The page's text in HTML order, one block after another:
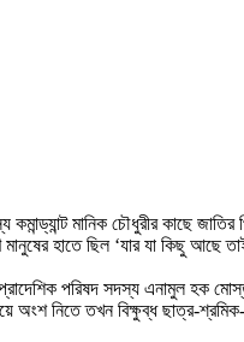
মানিক চৌধুরীর কাছে জাতির
হাতে ছিল ‘যার যা কিছু আছে
পরিষদ সদস্য এনামুল হক
নিতে তখন বিক্ষুব্ধ ছাত্র-